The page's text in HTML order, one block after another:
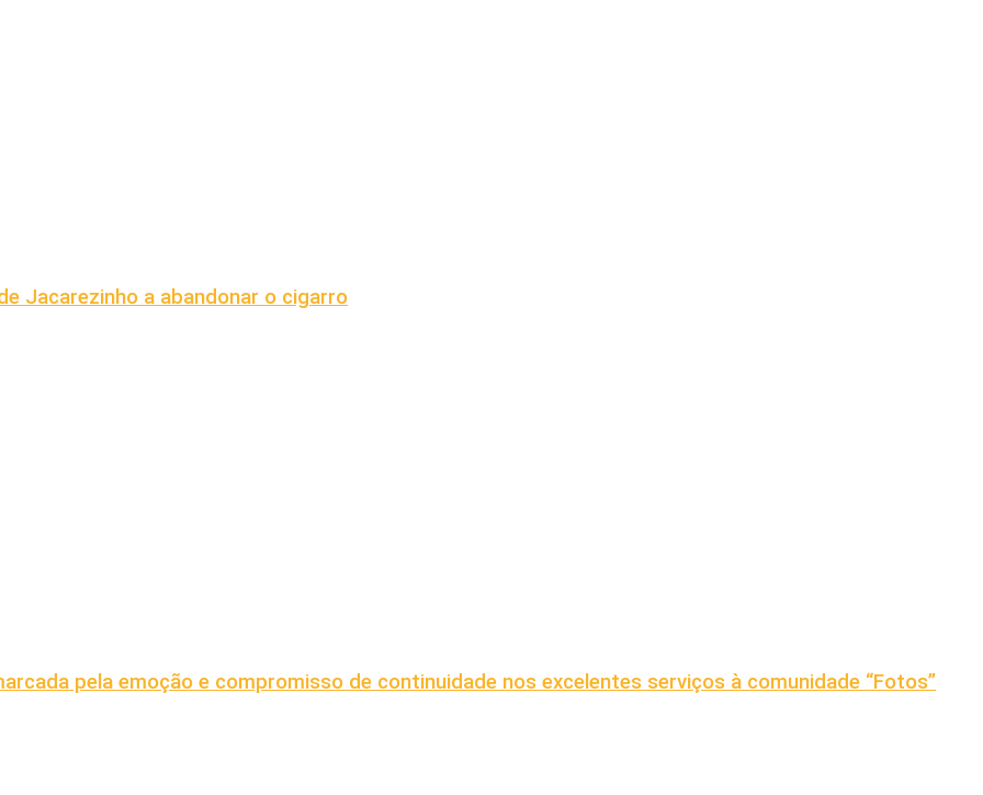
Jacarezinho a abandonar o cigarro
pela emoção e compromisso de continuidade nos excelentes serviços à comunidade “Fotos”